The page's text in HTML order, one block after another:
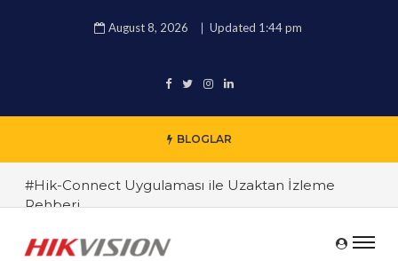
August 8, 2026 Updated 1:44 pm
BLOGLAR
#Hik-Connect Uygulaması ile Uzaktan İzleme
Rehberi
#Hikvision 4K IP Kamera İncelemesi